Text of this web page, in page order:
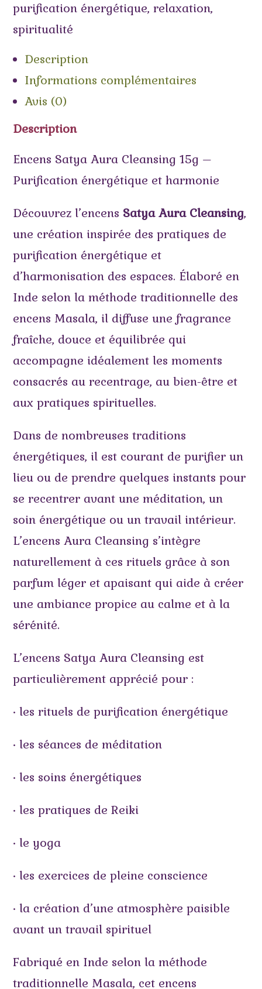
purification énergétique,relaxation,
spiritualité
Description
Informations complémentaires
Avis (0)
Description
Encens Satya Aura Cleansing 15g –
Purification énergétique et harmonie
Découvrez l’encens Satya Aura Cleansing,
une création inspirée des pratiques de
purification énergétique et
d’harmonisation des espaces. Élaboré en
Inde selon la méthode traditionnelle des
encens Masala, il diffuse une fragrance
fraîche, douce et équilibrée qui
accompagne idéalement les moments
consacrés au recentrage, au bien-être et
aux pratiques spirituelles.
Dans de nombreuses traditions
énergétiques, il est courant de purifier un
lieu ou de prendre quelques instants pour
se recentrer avant une méditation, un
soin énergétique ou un travail intérieur.
L’encens Aura Cleansing s’intègre
naturellement à ces rituels grâce à son
parfum léger et apaisant qui aide à créer
une ambiance propice au calme et à la
sérénité.
L’encens Satya Aura Cleansing est
particulièrement apprécié pour :
• les rituels de purification énergétique
• les séances de méditation
• les soins énergétiques
• les pratiques de Reiki
• le yoga
• les exercices de pleine conscience
• la création d’une atmosphère paisible
avant un travail spirituel
Fabriqué en Inde selon la méthode
traditionnelle Masala, cet encens